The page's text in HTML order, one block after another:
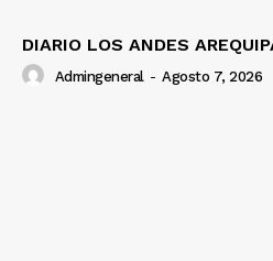
DIARIO LOS ANDES
Admingeneral - Agosto 7, 2026